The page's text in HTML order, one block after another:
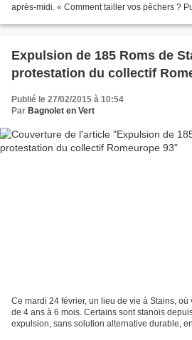
après-midi. « Comment tailler vos pêchers ?
Expulsion de 185 Roms de
protestation du collectif
Publié le 27/02/2015 à 10:54
Par Bagnolet en Vert
Ce mardi 24 février, un lieu de vie à Stains,
de 4 ans à 6 mois. Certains sont stanois
expulsion, sans solution alternative durable,